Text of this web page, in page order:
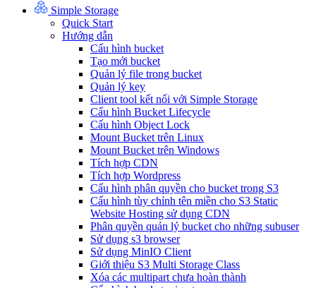
Simple Storage
Quick Start
Hướng dẫn
Cấu hình bucket
Tạo mới bucket
Quản lý file trong bucket
Quản lý key
Client tool kết nối với Simple Storage
Cấu hình Bucket Lifecycle
Cấu hình Object Lock
Mount Bucket trên Linux
Mount Bucket trên Windows
Tích hợp CDN
Tích hợp Wordpress
Cấu hình phân quyền cho bucket trong S3
Cấu hình tùy chỉnh tên miền cho S3 Static
Website Hosting sử dụng CDN
Phân quyền quản lý bucket cho những subuser
Sử dụng s3 browser
Sử dụng MinIO Client
Giới thiệu S3 Multi Storage Class
Xóa các multipart chưa hoàn thành